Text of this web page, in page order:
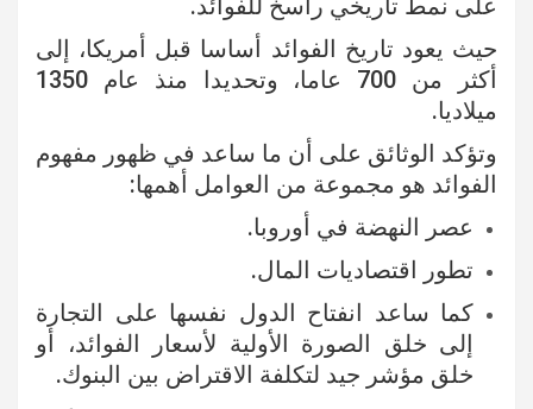
على نمط تاريخي راسخ للفوائد.
حيث يعود تاريخ الفوائد أساسا قبل أمريكا، إلى
أكثر من 700 عاما، وتحديدا منذ عام 1350
ميلاديا.
وتؤكد الوثائق على أن ما ساعد في ظهور مفهوم
الفوائد هو مجموعة من العوامل أهمها:
عصر النهضة في أوروبا.
تطور اقتصاديات المال.
كما ساعد انفتاح الدول نفسها على التجارة
إلى خلق الصورة الأولية لأسعار الفوائد، أو
خلق مؤشر جيد لتكلفة الاقتراض بين البنوك.